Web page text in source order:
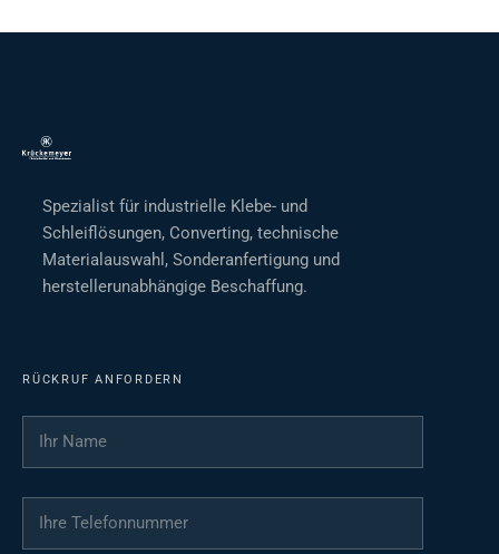
Spezialist für industrielle Klebe- und
Schleiflösungen, Converting, technische
Materialauswahl, Sonderanfertigung und
herstellerunabhängige Beschaffung.
RÜCKRUF ANFORDERN
Ihr Name
Ihre Telefonnummer